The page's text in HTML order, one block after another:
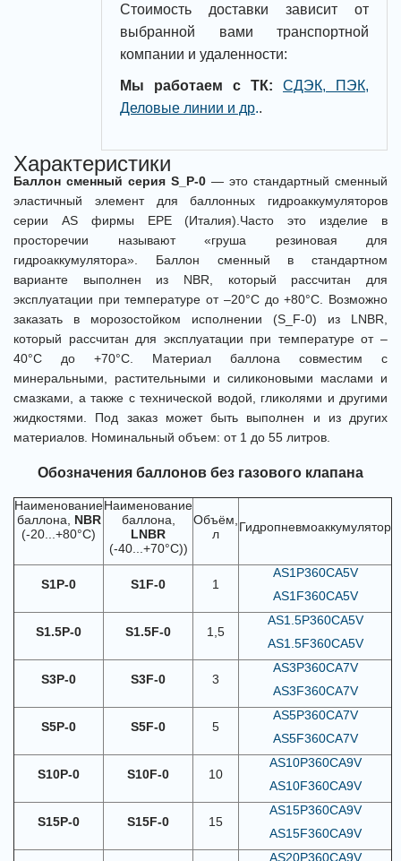
Стоимость доставки зависит от
выбранной вами транспортной
компании и удаленности:
Мы работаем с ТК:
СДЭК, ПЭК,
Деловые линии и др..
Характеристики
Баллон сменный серия S_P-0 — это стандартный сменный
эластичный элемент для баллонных гидроаккумуляторов
серии AS фирмы EPE (Италия).Часто это изделие в
просторечии называют «груша резиновая для
гидроаккумулятора». Баллон сменный в стандартном
варианте выполнен из NBR, который рассчитан для
эксплуатации при температуре от –20°С до +80°С. Возможно
заказать в морозостойком исполнении (S_F-0) из LNBR,
который рассчитан для эксплуатации при температуре от –
40°С до +70°С. Материал баллона совместим с
минеральными, растительными и силиконовыми маслами и
смазками, а также с технической водой, гликолями и другими
жидкостями. Под заказ может быть выполнен и из других
материалов. Номинальный объем: от 1 до 55 литров.
Обозначения баллонов без газового клапана
Наименование
баллона, NBR
(-20...+80°C)
Наименование
баллона,
LNBR
(-40...+70°C))
Объём,
л
Гидропневмоаккумулятор
S1P-0 S1F-0 1
AS1P360CA5V
AS1F360CA5V
S1.5P-0 S1.5F-0 1,5
AS1.5P360CA5V
AS1.5F360CA5V
S3P-0 S3F-0 3
AS3P360CA7V
AS3F360CA7V
S5P-0 S5F-0 5
AS5P360CA7V
AS5F360CA7V
S10P-0 S10F-0 10
AS10P360CA9V
AS10F360CA9V
S15P-0 S15F-0 15
AS15P360CA9V
AS15F360CA9V
AS20P360CA9V